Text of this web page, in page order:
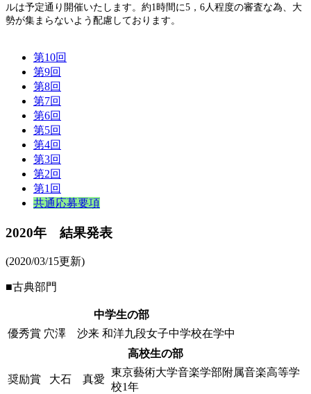
ルは予定通り開催いたします。約1時間に5，6人程度の審査な為、大
勢が集まらないよう配慮しております。
第10回
第9回
第8回
第7回
第6回
第5回
第4回
第3回
第2回
第1回
共通応募要項
2020年 結果発表
(2020/03/15更新)
■古典部門
中学生の部
優秀賞 穴澤 沙来 和洋九段女子中学校在学中
高校生の部
奨励賞 大石 真愛
東京藝術大学音楽学部附属音楽高等学
校1年